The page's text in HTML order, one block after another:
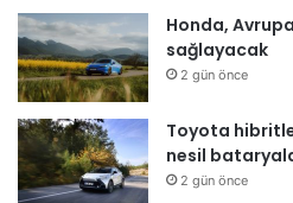
Honda,
sağlayacak
2 gün önce
Toyota
nesil
2 gün önce